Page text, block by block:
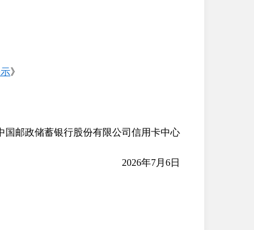
》
蓄银行股份有限公司信用卡中心
2026年7月6日